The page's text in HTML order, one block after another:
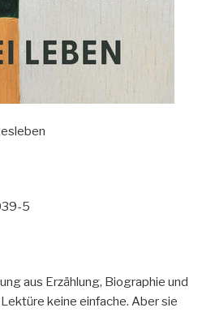
5
aus Erzählung, Biographie und
keine einfache. Aber sie